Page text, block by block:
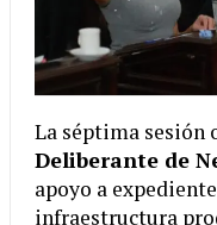
La séptima sesión
Deliberante de
apoyo a
infraestructura